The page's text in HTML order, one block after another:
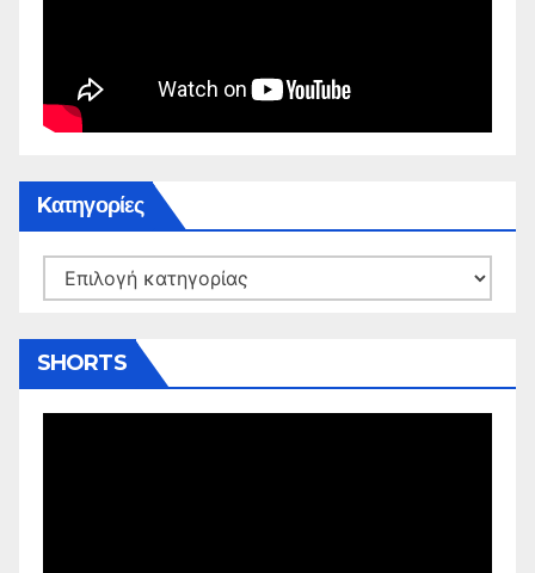
Kατηγορίες
Kατηγορίες
SHORTS